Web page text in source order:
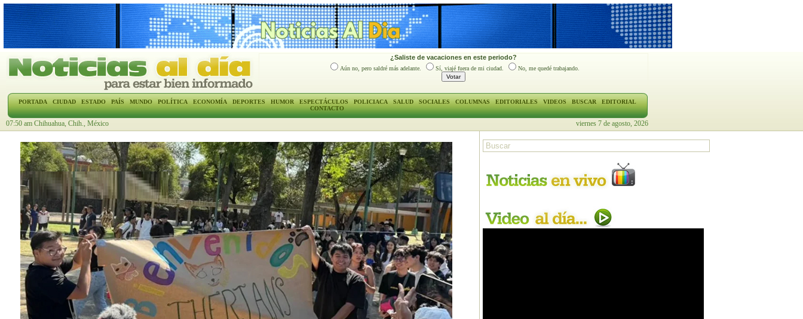
¿Saliste de vacaciones en este periodo?
Aún no, pero saldré más adelante. Sí, viajé fuera de mi ciudad. No, me quedé trabajando.
PORTADA CIUDAD ESTADO PAÍS MUNDO POLÍTICA ECONOMÍA DEPORTES HUMOR ESPECTÁCULOS POLICIACA SALUD SOCIALES COLUMNAS EDITORIALES VIDEOS BUSCAR
EDITORIAL
CONTACTO
07:50 am Chihuahua, Chih., México viernes 7 de agosto, 2026